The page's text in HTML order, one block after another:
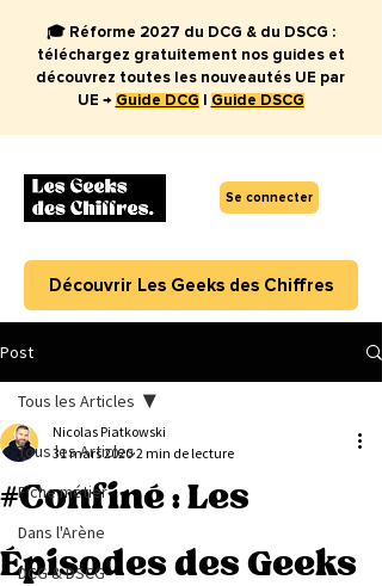
Se connecter
🎓 Réforme 2027 du DCG & du DSCG :
téléchargez gratuitement nos guides et
découvrez toutes les nouveautés UE par
UE → Guide DCG Guide DSCG
Découvrir Les Geeks des Chiffres
Post
Tous les Articles
Fiche métier
Dans l'Arène
DCG & DSCG
Tous les Articles
#Confiné : Les
Épisodes des Geeks
Nicolas Piatkowski
31 mars 2020 2 min de lecture